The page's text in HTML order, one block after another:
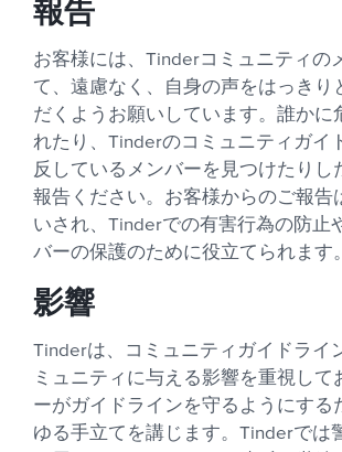
報告
お客様には、Tinderコミュニティの
て、遠慮なく、自身の声をはっきり
だくようお願いしています。誰かに
れたり、Tinderのコミュニティガイ
反しているメンバーを見つけたりし
報告ください。お客様からのご報告
いされ、Tinderでの有害行為の防止
バーの保護のために役立てられます。
影響
Tinderは、コミュニティガイドライ
ミュニティに与える影響を重視して
ーがガイドラインを守るようにする
ゆる手立てを講じます。Tinderでは